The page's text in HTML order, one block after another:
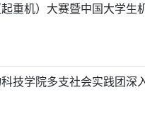
重机）大赛暨中国大学
技学院多支社会实践团深